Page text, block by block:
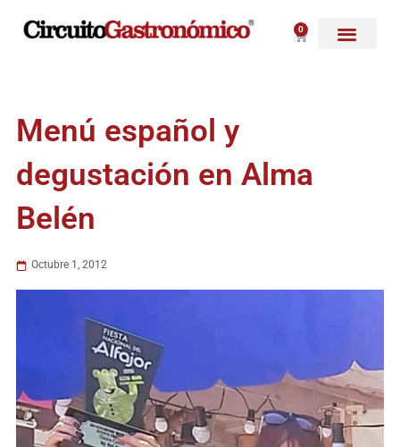
0
Carrito
Menú español y
degustación en Alma
Belén
Octubre 1, 2012